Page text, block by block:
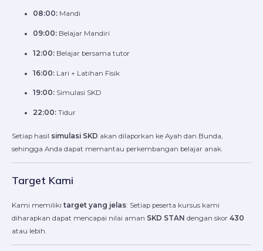
08:00:Mandi
09:00:Belajar Mandiri
12:00:Belajar bersama tutor
16:00:Lari + Latihan Fisik
19:00:Simulasi SKD
22:00:Tidur
Setiap hasil simulasi SKD akan dilaporkan ke Ayah dan Bunda,
sehingga Anda dapat memantau perkembangan belajar anak.
Target Kami
Kami memiliki target yang jelas: Setiap peserta kursus kami
diharapkan dapat mencapai nilai aman SKD STAN dengan skor 430
atau lebih.